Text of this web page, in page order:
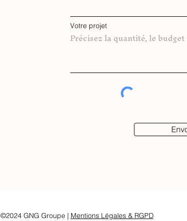
Votre projet
©2024 GNG Groupe | Mentions Légales & RGPD